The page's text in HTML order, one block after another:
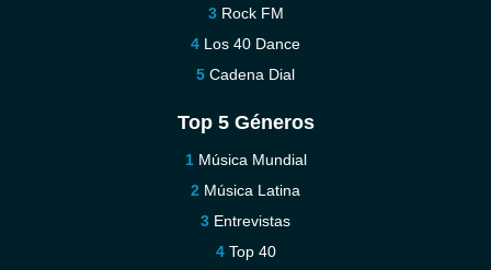
Rock FM
Los 40 Dance
Cadena Dial
Top 5 Géneros
Música Mundial
Música Latina
Entrevistas
Top 40